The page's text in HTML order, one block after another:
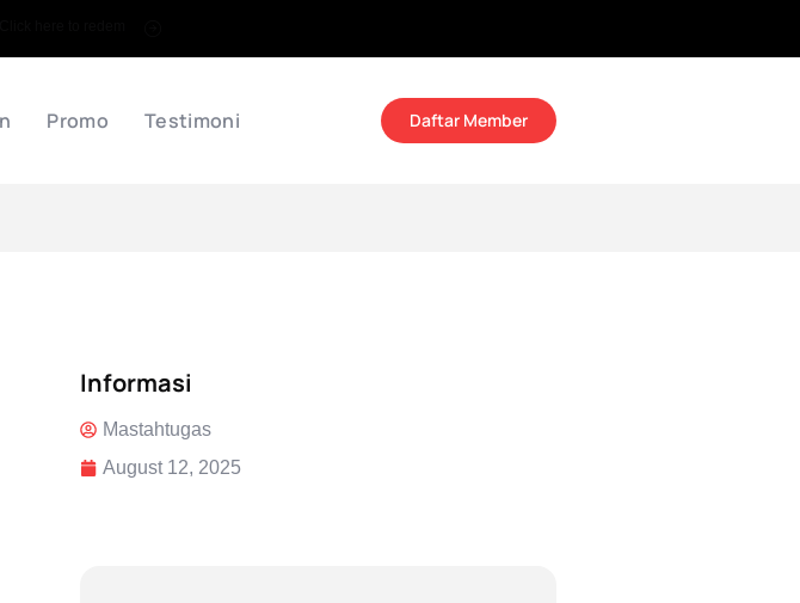
Promo Testimoni Daftar Member
Informasi
Mastahtugas
August 12, 2025